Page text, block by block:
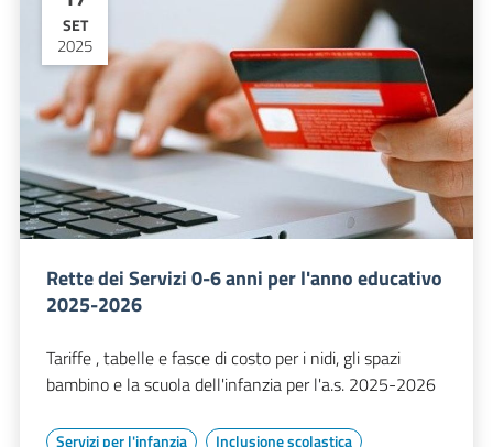
SET
2025
Rette dei Servizi 0-6 anni per l'anno educativo
2025-2026
Tariffe , tabelle e fasce di costo per i nidi, gli spazi
bambino e la scuola dell'infanzia per l'a.s. 2025-2026
Servizi per l'infanzia Inclusione scolastica